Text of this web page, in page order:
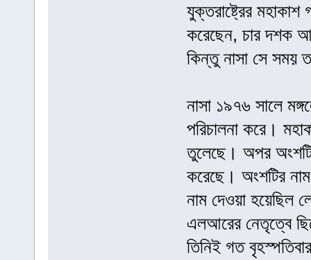
যুক্তরাষ্ট্রের মহাকাশ
করেছেন, চার দশক
কিন্তু নাসা সে সময়
নাসা ১৯৭৬ সালে
পরিচালনা করে।
তুলেছে। অপর
করেছে। অংশটির
নাম দেওয়া হয়েছিল
এলআরের নেতৃত্বে
তিনিই গত বৃহস্পতিবার